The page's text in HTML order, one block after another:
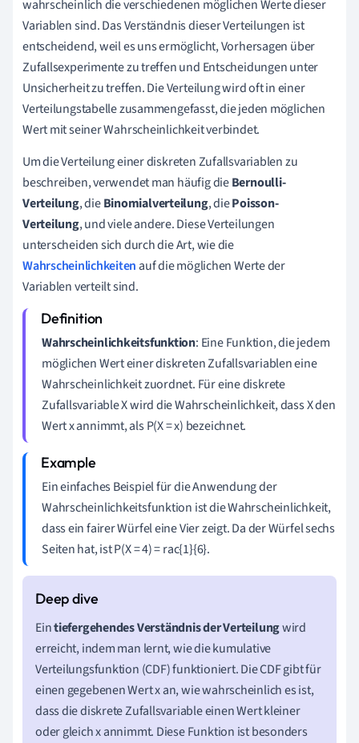
wahrscheinlich die verschiedenen möglichen Werte dieser
Variablen sind. Das Verständnis dieser Verteilungen ist
entscheidend, weil es uns ermöglicht, Vorhersagen über
Zufallsexperimente zu treffen und Entscheidungen unter
Unsicherheit zu treffen. Die Verteilung wird oft in einer
Verteilungstabelle zusammengefasst, die jeden möglichen
Wert mit seiner Wahrscheinlichkeit verbindet.
Um die Verteilung einer diskreten Zufallsvariablen zu
beschreiben, verwendet man häufig dieBernoulli-
Verteilung, dieBinomialverteilung, diePoisson-
Verteilung, und viele andere. Diese Verteilungen
unterscheiden sich durch die Art, wie die
Wahrscheinlichkeiten auf die möglichen Werte der
Variablen verteilt sind.
Wahrscheinlichkeitsfunktion: Eine Funktion, die jedem
möglichen Wert einer diskreten Zufallsvariablen eine
Wahrscheinlichkeit zuordnet. Für eine diskrete
Zufallsvariable X wird die Wahrscheinlichkeit, dass X den
Wert x annimmt, als P(X = x) bezeichnet.
Ein einfaches Beispiel für die Anwendung der
Wahrscheinlichkeitsfunktion ist die Wahrscheinlichkeit,
dass ein fairer Würfel eine Vier zeigt. Da der Würfel sechs
Seiten hat, ist P(X = 4) = rac{1}{6}.
Eintiefergehendes Verständnis der Verteilungwird
erreicht, indem man lernt, wie die kumulative
Verteilungsfunktion (CDF) funktioniert. Die CDF gibt für
einen gegebenen Wert x an, wie wahrscheinlich es ist,
dass die diskrete Zufallsvariable einen Wert kleiner
oder gleich x annimmt. Diese Funktion ist besonders